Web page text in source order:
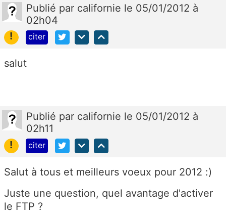
Publié par californie le 05/01/2012 à
02h04
!
citer
salut
Publié par californie le 05/01/2012 à
02h11
!
citer
Salut à tous et meilleurs voeux pour 2012 :)
Juste une question, quel avantage d'activer
le FTP ?